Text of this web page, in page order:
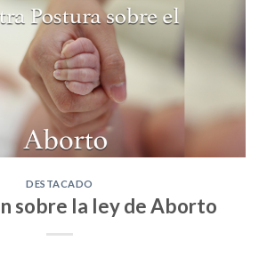
DESTACADO
sobre la ley de Aborto